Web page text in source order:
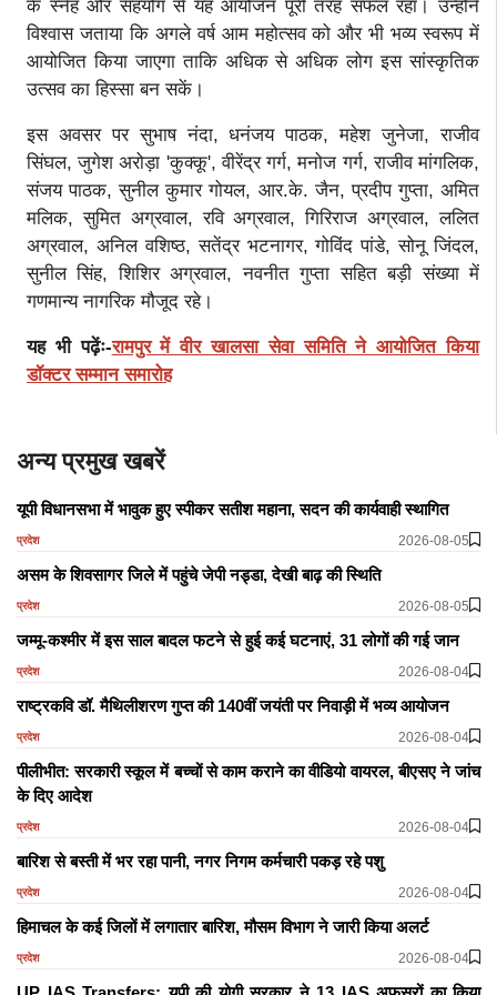
के स्नेह और सहयोग से यह आयोजन पूरी तरह सफल रहा। उन्होंने
विश्वास जताया कि अगले वर्ष आम महोत्सव को और भी भव्य स्वरूप में
आयोजित किया जाएगा ताकि अधिक से अधिक लोग इस सांस्कृतिक
उत्सव का हिस्सा बन सकें।
इस अवसर पर सुभाष नंदा, धनंजय पाठक, महेश जुनेजा, राजीव
सिंघल, जुगेश अरोड़ा 'कुक्कू', वीरेंद्र गर्ग, मनोज गर्ग, राजीव मांगलिक,
संजय पाठक, सुनील कुमार गोयल, आर.के. जैन, प्रदीप गुप्ता, अमित
मलिक, सुमित अग्रवाल, रवि अग्रवाल, गिरिराज अग्रवाल, ललित
अग्रवाल, अनिल वशिष्ठ, सतेंद्र भटनागर, गोविंद पांडे, सोनू जिंदल,
सुनील सिंह, शिशिर अग्रवाल, नवनीत गुप्ता सहित बड़ी संख्या में
गणमान्य नागरिक मौजूद रहे।
यह भी पढ़ेंः-रामपुर में वीर खालसा सेवा समिति ने आयोजित किया
डॉक्टर सम्मान समारोह
अन्य प्रमुख खबरें
यूपी विधानसभा में भावुक हुए स्पीकर सतीश महाना, सदन की कार्यवाही स्थागित
प्रदेश 2026-08-05
असम के शिवसागर जिले में पहुंचे जेपी नड्डा, देखी बाढ़ की स्थिति
प्रदेश 2026-08-05
जम्मू-कश्मीर में इस साल बादल फटने से हुई कई घटनाएं, 31 लोगों की गई जान
प्रदेश 2026-08-04
राष्ट्रकवि डॉ. मैथिलीशरण गुप्त की 140वीं जयंती पर निवाड़ी में भव्य आयोजन
प्रदेश 2026-08-04
पीलीभीत: सरकारी स्कूल में बच्चों से काम कराने का वीडियो वायरल, बीएसए ने जांच
के दिए आदेश
प्रदेश 2026-08-04
बारिश से बस्ती में भर रहा पानी, नगर निगम कर्मचारी पकड़ रहे पशु
प्रदेश 2026-08-04
हिमाचल के कई जिलों में लगातार बारिश, मौसम विभाग ने जारी किया अलर्ट
प्रदेश 2026-08-04